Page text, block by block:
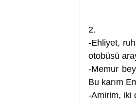
2.
-Ehliyet,
otobüsü
-Memur
Bu karım
-Amirim, iki